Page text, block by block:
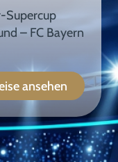
Supercup
– FC Bayern
ansehen